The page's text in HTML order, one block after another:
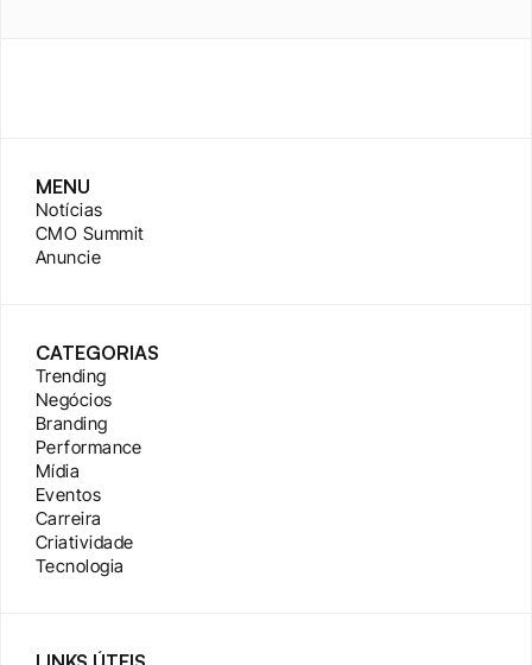
MENU
Notícias
CMO Summit
Anuncie
CATEGORIAS
Trending
Negócios
Branding
Performance
Mídia
Eventos
Carreira
Criatividade
Tecnologia